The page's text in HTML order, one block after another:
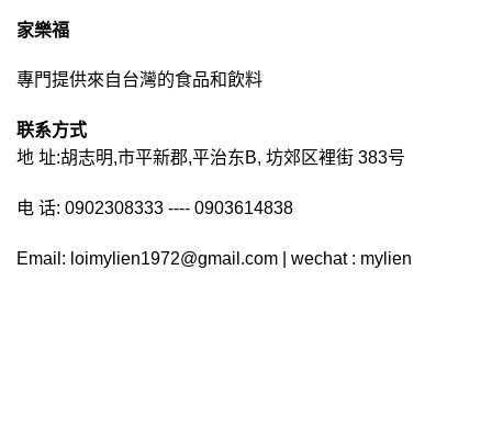
家樂福
專門提供來自台灣的食品和飲料
联系方式
地 址:胡志明,市平新郡,平治东B, 坊郊区裡街 383号
电 话: 0902308333 ---- 0903614838
Email: loimylien1972@gmail.com | wechat : mylien